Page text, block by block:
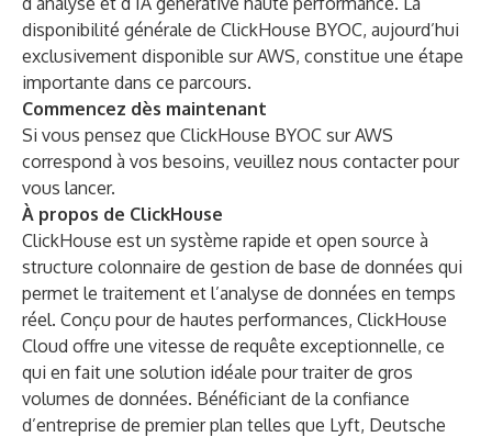
disponibilité générale de ClickHouse BYOC, aujourd’hui
exclusivement disponible sur AWS, constitue une étape
importante dans ce parcours.
Commencez dès maintenant
Si vous pensez que ClickHouse BYOC sur AWS
correspond à vos besoins, veuillez nous contacterpour
vous lancer.
À propos de ClickHouse
ClickHouse est un système rapide et open source à
structure colonnaire de gestion de base de données qui
permet le traitement et l’analyse de données en temps
réel. Conçu pour de hautes performances, ClickHouse
Cloud offre une vitesse de requête exceptionnelle, ce
qui en fait une solution idéale pour traiter de gros
volumes de données. Bénéficiant de la confiance
d’entreprise de premier plan telles que Lyft, Deutsche